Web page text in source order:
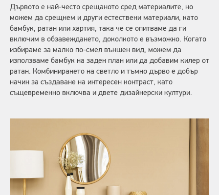
Дървото е най-често срещаното сред материалите, но
можем да срещнем и други естествени материали, като
бамбук, ратан или хартия, така че се опитваме да ги
включим в обзавеждането, доколкото е възможно. Когато
избираме за малко по-смел външен вид, можем да
използваме бамбук на заден план или да добавим килер от
ратан. Комбинирането на светло и тъмно дърво е добър
начин за създаване на интересен контраст, като
същевременно включва и двете дизайнерски култури.